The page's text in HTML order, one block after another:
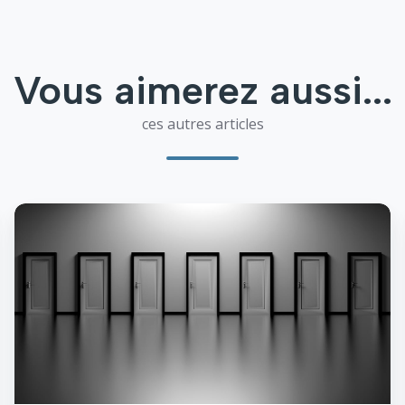
Vous aimerez aussi...
ces autres articles
Réflexions
la
réalité
le